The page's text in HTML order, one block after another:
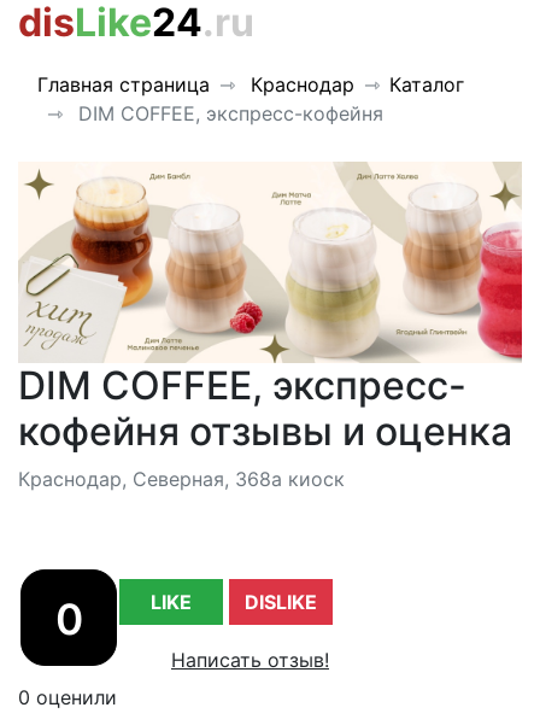
disLike24.ru
Главная страница Краснодар
Каталог
DIM COFFEE, экспресс-кофейня
DIM COFFEE, экспресс-
кофейня отзывы и оценка
Краснодар, Северная, 368а киоск
0 LIKE DISLIKE
Написать отзыв!
0 оценили